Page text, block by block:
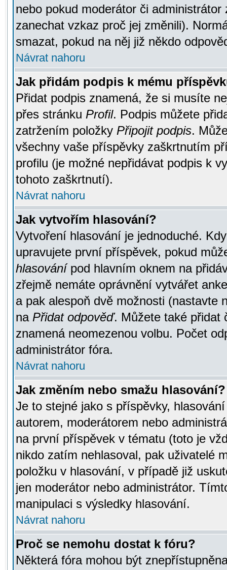
nebo pokud moderátor či
zanechat vzkaz proč jej změnili).
smazat, pokud na něj již někdo
Návrat nahoru
Jak přidám podpis k mému
Přidat podpis znamená, že si musíte
přes stránku Profil. Podpis můžete
zatržením položky Připojit podpis.
všechny vaše příspěvky zaškrtnutím
profilu (je možné nepřidávat podpis k
tohoto zaškrtnutí).
Návrat nahoru
Jak vytvořím hlasování?
Vytvoření hlasování je jednoduché.
upravujete první příspěvek, pokud
hlasovánípod hlavním oknem na
zřejmě nemáte oprávnění vytvářet
a pak alespoň dvě možnosti (nastavte
na Přidat odpověď. Můžete také přidat
znamená neomezenou volbu. Počet
administrátor fóra.
Návrat nahoru
Jak změním nebo smažu hlasování?
Je to stejné jako s příspěvky,
autorem, moderátorem nebo
na první příspěvek v tématu (toto je
nikdo zatím nehlasoval, pak uživatelé
položku v hlasování, v případě již
jen moderátor nebo administrátor.
manipulaci s výsledky hlasování.
Návrat nahoru
Proč se nemohu dostat k fóru?
Některá fóra mohou být